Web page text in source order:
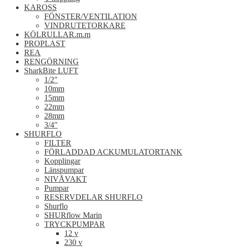
KAROSS
FÖNSTER/VENTILATION
VINDRUTETORKARE
KÖLRULLAR.m.m
PROPLAST
REA
RENGÖRNING
SharkBite LUFT
1/2"
10mm
15mm
22mm
28mm
3/4"
SHURFLO
FILTER
FÖRLADDAD ACKUMULATORTANK
Kopplingar
Länspumpar
NIVÅVAKT
Pumpar
RESERVDELAR SHURFLO
Shurflo
SHURflow Marin
TRYCKPUMPAR
12 v
230 v